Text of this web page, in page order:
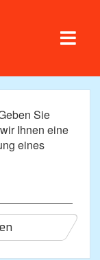
Sie
Ihnen eine
eines